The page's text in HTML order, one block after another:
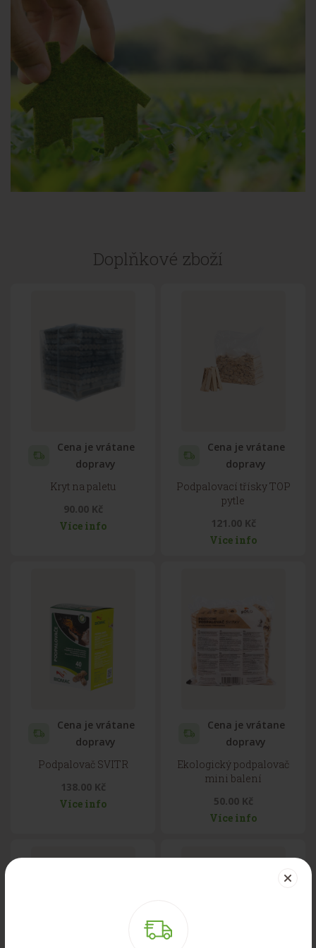
Doplňkové zboží
Cena je vrátane
dopravy
Kryt na paletu
90.00 Kč
Více info
Cena je vrátane
dopravy
Podpalovací třísky TOP
pytle
121.00 Kč
Více info
Cena je vrátane
dopravy
Podpalovač SVITR
138.00 Kč
Více info
Cena je vrátane
dopravy
Ekologický podpalovač
mini balení
50.00 Kč
Více info